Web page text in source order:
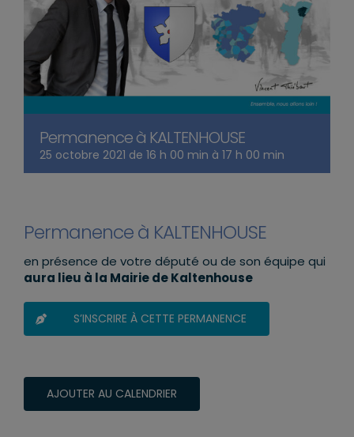
Permanence à KALTENHOUSE
25 octobre 2021 de 16 h 00 min à 17 h 00 min
Permanence à KALTENHOUSE
en présence de votre député ou de son équipe qui
aura lieu à la Mairie de Kaltenhouse
S’INSCRIRE À CETTE PERMANENCE
AJOUTER AU CALENDRIER